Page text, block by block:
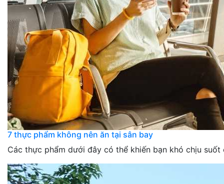
7 thực phẩm không nên ăn tại sân bay
Các thực phẩm dưới đây có thể khiến bạn khó chịu suốt